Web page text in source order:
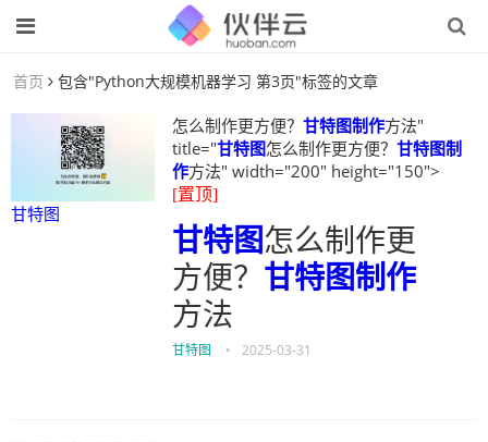
首页 包含"Python大规模机器学习 第3页"标签的文章
甘特图
怎么制作更方便？ 甘特图制作方法"
title="甘特图怎么制作更方便？ 甘特图制
作方法" width="200" height="150">
[置顶]
甘特图怎么制作更
方便？ 甘特图制作
方法
甘特图 • 2025-03-31